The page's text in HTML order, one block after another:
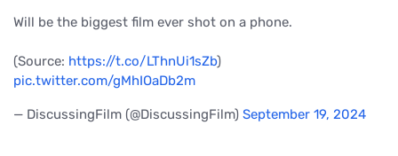
Will be the biggest film ever shot on a phone.
(Source: https://t.co/LThnUi1sZb)
pic.twitter.com/gMhIOaDb2m
— DiscussingFilm (@DiscussingFilm) September 19, 2024